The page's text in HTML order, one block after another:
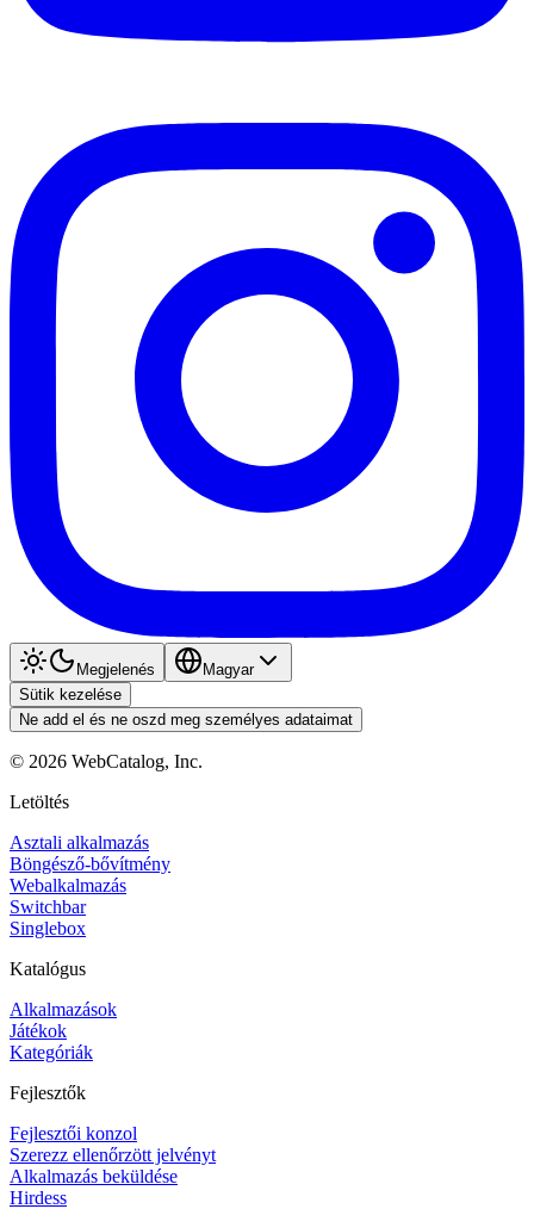
Megjelenés
Magyar
Sütik kezelése
Ne add el és ne oszd meg személyes adataimat
© 2026 WebCatalog, Inc.
Letöltés
Asztali alkalmazás
Böngésző-bővítmény
Webalkalmazás
Switchbar
Singlebox
Katalógus
Alkalmazások
Játékok
Kategóriák
Fejlesztők
Fejlesztői konzol
Szerezz ellenőrzött jelvényt
Alkalmazás beküldése
Hirdess